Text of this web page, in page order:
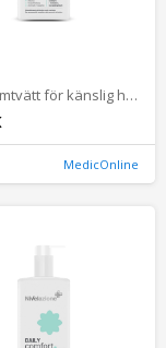
Mild intimtvätt för känslig hud (hypoallergen)
MedicOnline